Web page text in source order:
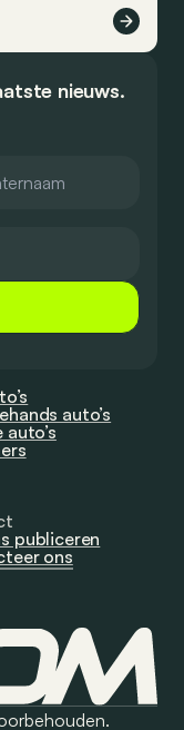
nieuws.
auto’s
auto’s
publiceren
ons